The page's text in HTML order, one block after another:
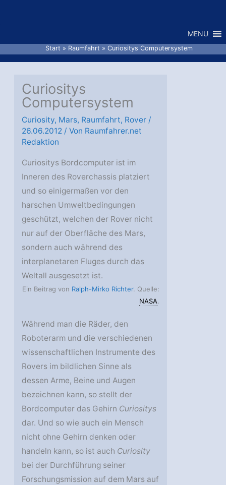
MENU
Start Raumfahrt Curiositys Computersystem
Curiositys
Computersystem
Curiosity, Mars, Raumfahrt, Rover /
26.06.2012 / Von Raumfahrer.net
Redaktion
Curiositys Bordcomputer ist im
Inneren des Roverchassis platziert
und so einigermaßen vor den
harschen Umweltbedingungen
geschützt, welchen der Rover nicht
nur auf der Oberfläche des Mars,
sondern auch während des
interplanetaren Fluges durch das
Weltall ausgesetzt ist.
Ein Beitrag von Ralph-Mirko Richter. Quelle:
NASA.
Während man die Räder, den
Roboterarm und die verschiedenen
wissenschaftlichen Instrumente des
Rovers im bildlichen Sinne als
dessen Arme, Beine und Augen
bezeichnen kann, so stellt der
Bordcomputer das Gehirn Curiositys
dar. Und so wie auch ein Mensch
nicht ohne Gehirn denken oder
handeln kann, so ist auch Curiosity
bei der Durchführung seiner
Forschungsmission auf dem Mars auf